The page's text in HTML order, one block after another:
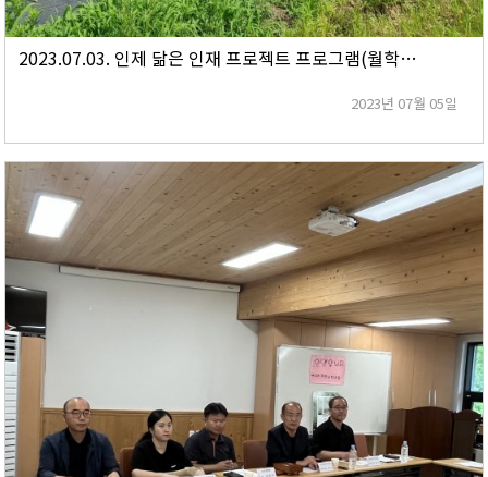
2023.07.03. 인제 닮은 인재 프로젝트 프로그램(월학1리 냇강마을)
2023년 07월 05일